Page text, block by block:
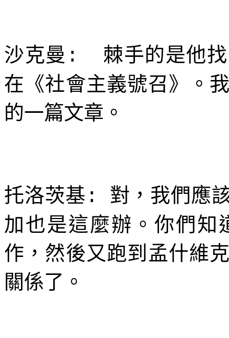
沙克曼 : 棘手的是他
在《社會主義號召》。
的一篇文章。
托洛茨基 : 對，我們應
加也是這麼辦。你們知
作，然後又跑到孟什維
關係了。